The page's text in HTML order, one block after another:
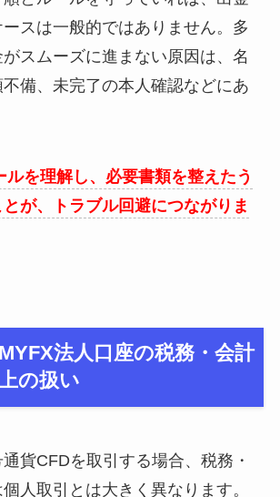
スは一般的ではありません。多
スムーズに進まない原因は、名
備、未完了の本人確認などにあ
ルを理解し、必要書類を整えたう
が、トラブル回避につながりま
MYFX法人口座の税務・会計
の扱い
貨CFDを取引する場合、税務・
人取引とは大きく異なります。